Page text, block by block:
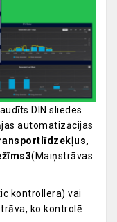
DIN sliedes
automatizācijas
(Maiņstrāvas
kontrollera) vai
ko kontrolē